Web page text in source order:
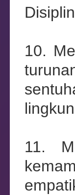
10.
11.